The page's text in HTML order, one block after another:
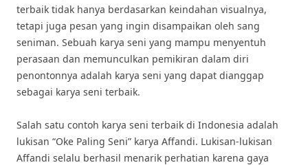
terbaik tidak hanya berdasarkan keindahan visualnya,
tetapi juga pesan yang ingin disampaikan oleh sang
seniman. Sebuah karya seni yang mampu menyentuh
perasaan dan memunculkan pemikiran dalam diri
penontonnya adalah karya seni yang dapat dianggap
sebagai karya seni terbaik.
Salah satu contoh karya seni terbaik di Indonesia adalah
lukisan “Oke Paling Seni” karya Affandi. Lukisan-lukisan
Affandi selalu berhasil menarik perhatian karena gaya